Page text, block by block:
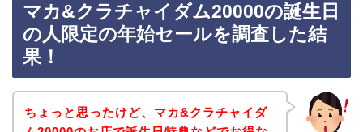
マカ&クラチャイダム20000の誕生日
の人限定の年始セールを調査した結
果！
ちょっと思ったけど、マカ&クラチャイダ